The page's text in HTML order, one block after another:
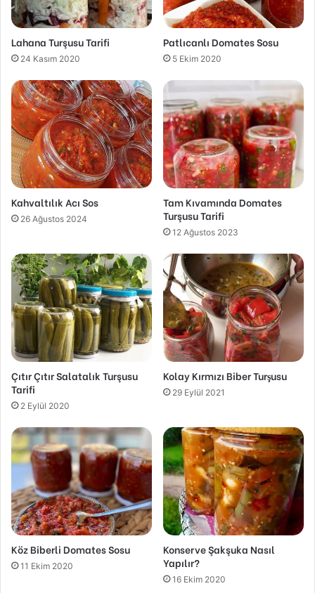
Lahana Turşusu Tarifi
24 Kasım 2020
Patlıcanlı Domates Sosu
5 Ekim 2020
Kahvaltılık Acı Sos
26 Ağustos 2024
Tam Kıvamında Domates
Turşusu Tarifi
12 Ağustos 2023
Çıtır Çıtır Salatalık Turşusu
Tarifi
2 Eylül 2020
Kolay Kırmızı Biber Turşusu
29 Eylül 2021
Köz Biberli Domates Sosu
11 Ekim 2020
Konserve Şakşuka Nasıl
Yapılır?
16 Ekim 2020